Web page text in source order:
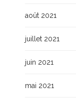
août 2021
juillet 2021
juin 2021
mai 2021